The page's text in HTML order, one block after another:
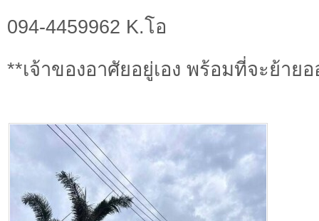
094-4459962 K.โอ
**เจ้าของอาศัยอยู่เอง พร้อมที่จะย้าย